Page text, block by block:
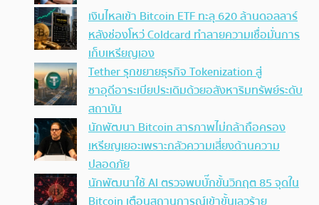
เงินไหลเข้า Bitcoin ETF ทะลุ 620 ล้านดอลลาร์
หลังช่องโหว่ Coldcard ทำลายความเชื่อมั่นการ
เก็บเหรียญเอง
Tether รุกขยายธุรกิจ Tokenization สู่
ซาอุดีอาระเบียประเดิมด้วยอสังหาริมทรัพย์ระดับ
สถาบัน
นักพัฒนา Bitcoin สารภาพไม่กล้าถือครอง
เหรียญเยอะเพราะกลัวความเสี่ยงด้านความ
ปลอดภัย
นักพัฒนาใช้ AI ตรวจพบบั๊กขั้นวิกฤต 85 จุดใน